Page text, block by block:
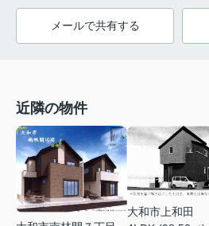
メールで共有する
近隣の物件
大和市上和田